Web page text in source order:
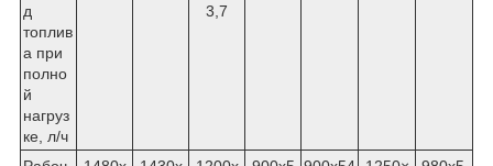
д
топлив
а при
полно
й
нагруз
ке, л/ч
3,7